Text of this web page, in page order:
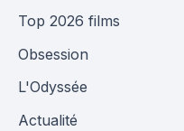
Top 2026 films
Obsession
L'Odyssée
Actualité